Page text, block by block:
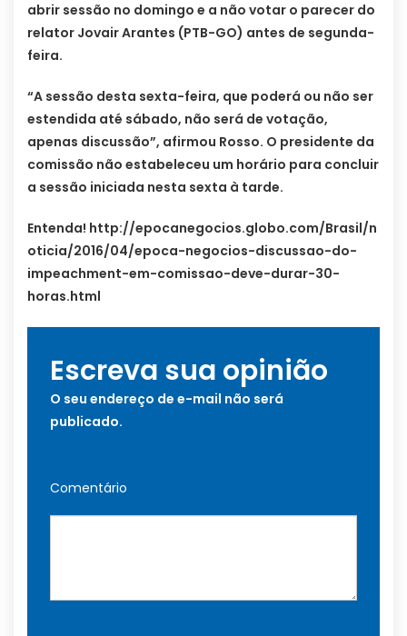
abrir sessão no domingo e a não votar o parecer do
relator Jovair Arantes (PTB-GO) antes de segunda-
feira.
“A sessão desta sexta-feira, que poderá ou não ser
estendida até sábado, não será de votação,
apenas discussão”, afirmou Rosso. O presidente da
comissão não estabeleceu um horário para concluir
a sessão iniciada nesta sexta à tarde.
Entenda! http://epocanegocios.globo.com/Brasil/n
oticia/2016/04/epoca-negocios-discussao-do-
impeachment-em-comissao-deve-durar-30-
horas.html
Escreva sua opinião
O seu endereço de e-mail não será
publicado.
Comentário